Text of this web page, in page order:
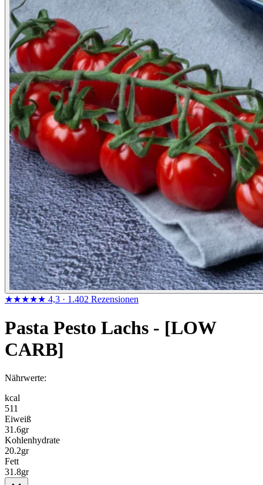
★★★★★ 4,3 · 1.402 Rezensionen
Pasta Pesto Lachs - [LOW
CARB]
Nährwerte:
kcal
511
Eiweiß
31.6gr
Kohlenhydrate
20.2gr
Fett
31.8gr